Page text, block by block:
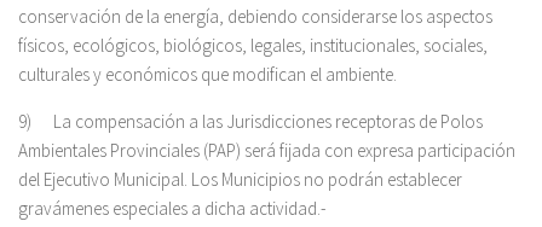
conservación de la energía, debiendo considerarse los aspectos
físicos, ecológicos, biológicos, legales, institucionales, sociales,
culturales y económicos que modifican el ambiente.
9) La compensación a las Jurisdicciones receptoras de Polos
Ambientales Provinciales (PAP) será fijada con expresa participación
del Ejecutivo Municipal. Los Municipios no podrán establecer
gravámenes especiales a dicha actividad.-